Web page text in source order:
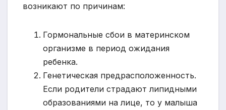
возникают по причинам:
Гормональные сбои в материнском
организме в период ожидания
ребенка.
Генетическая предрасположенность.
Если родители страдают липидными
образованиями на лице, то у малыша